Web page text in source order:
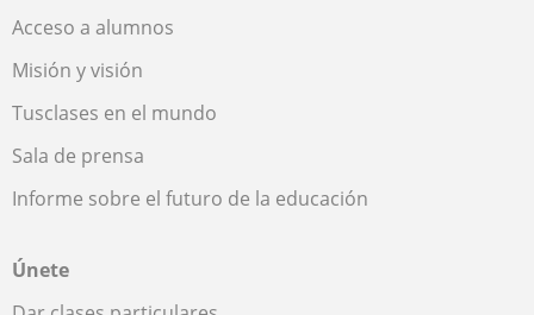
Acceso a alumnos
Misión y visión
Tusclases en el mundo
Sala de prensa
Informe sobre el futuro de la educación
Únete